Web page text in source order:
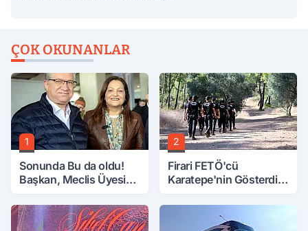
ÇOK OKUNANLAR
1
Sonunda Bu da oldu!
Başkan, Meclis Üyesini
Attırdı
2
Firari FETÖ'cü
Karatepe'nin Gösterdiği
Aranıyor